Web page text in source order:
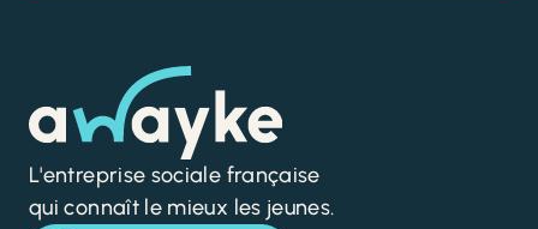
L'entreprise sociale française
qui connaît le mieux les jeunes.